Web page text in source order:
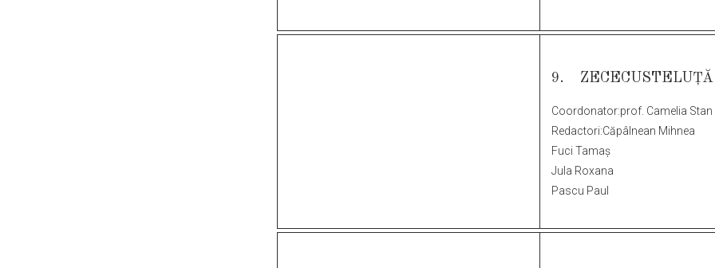
9. ZECECUSTELUȚĂ
Coordonator:prof. Camelia Stan
Redactori:Căpâlnean Mihnea
Fuci Tamaş
Jula Roxana
Pascu Paul